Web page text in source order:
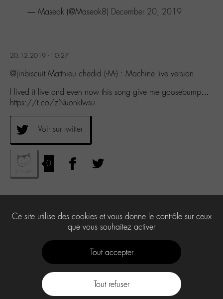
recherche
— Maseok (@Maseok8) December 20, 2019
20.12.2019 - 10:27
@jinbiscuit Matthieu chedid (-M-) : Machine live version
I lived it live and even now this song give me goosebump…
https://t.co/zNuonkIwsu
Voir sur twitter
0
Ce site utilise des cookies et vous donne le contrôle sur ceux
que vous souhaitez activer
Tout accepter
Tout refuser